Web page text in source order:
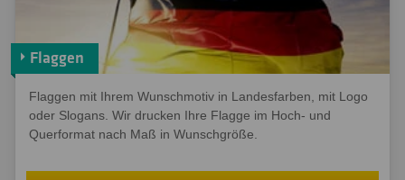
Flaggen
Flaggen mit Ihrem Wunschmotiv in Landesfarben, mit Logo
oder Slogans. Wir drucken Ihre Flagge im Hoch- und
Querformat nach Maß in Wunschgröße.